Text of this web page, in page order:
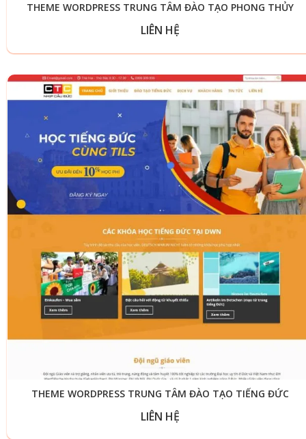
THEME WORDPRESS TRUNG TÂM ĐÀO TẠO PHONG THỦY
LIÊN HỆ
THEME WORDPRESS TRUNG TÂM ĐÀO TẠO TIẾNG ĐỨC
LIÊN HỆ